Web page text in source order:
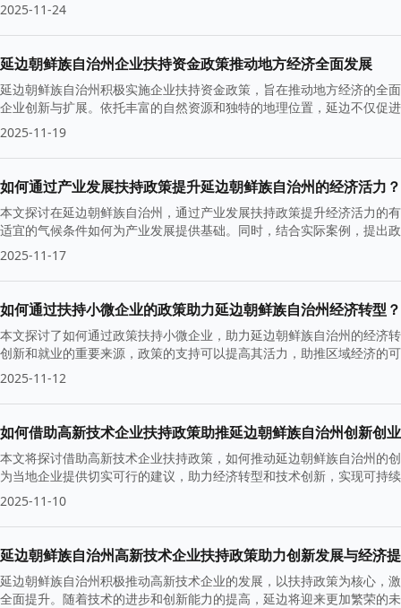
2025-11-24
延边朝鲜族自治州企业扶持资金政策推动地方经济全面发展
延边朝鲜族自治州积极实施企业扶持资金政策，旨在推动地方经济的全
企业创新与扩展。依托丰富的自然资源和独特的地理位置，延边不仅促
力。
2025-11-19
如何通过产业发展扶持政策提升延边朝鲜族自治州的经济活力？
本文探讨在延边朝鲜族自治州，通过产业发展扶持政策提升经济活力的
适宜的气候条件如何为产业发展提供基础。同时，结合实际案例，提出
2025-11-17
如何通过扶持小微企业的政策助力延边朝鲜族自治州经济转型？
本文探讨了如何通过政策扶持小微企业，助力延边朝鲜族自治州的经济
创新和就业的重要来源，政策的支持可以提高其活力，助推区域经济的
2025-11-12
如何借助高新技术企业扶持政策助推延边朝鲜族自治州创新创
本文将探讨借助高新技术企业扶持政策，如何推动延边朝鲜族自治州的
为当地企业提供切实可行的建议，助力经济转型和技术创新，实现可持
2025-11-10
延边朝鲜族自治州高新技术企业扶持政策助力创新发展与经济
延边朝鲜族自治州积极推动高新技术企业的发展，以扶持政策为核心，
全面提升。随着技术的进步和创新能力的提高，延边将迎来更加繁荣的